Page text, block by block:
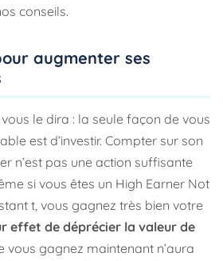
conseils.
augmenter ses
le dira : la seule façon de vous
est d’investir. Compter sur son
n’est pas une action suffisante
si vous êtes un High Earner Not
t, vous gagnez très bien votre
effet de déprécier la valeur de
vous gagnez maintenant n’aura